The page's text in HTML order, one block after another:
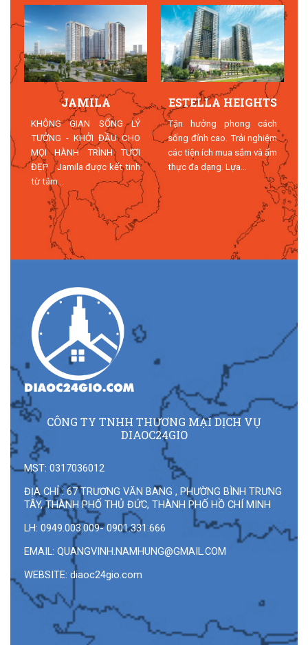
JAMILA
KHÔNG GIAN SỐNG LÝ
TƯỞNG - KHỞI ĐẦU CHO
MỌI HÀNH TRÌNH TƯƠI
ĐẸP Jamila được kết tinh
từ tâm...
ESTELLA HEIGHTS
Tận hưởng phong cách
sống đỉnh cao. Trải nghiệm
các tiện ích mua sắm và ẩm
thực đa dạng. Lựa...
CÔNG TY TNHH THƯƠNG MẠI DỊCH VỤ
DIAOC24GIO
MST: 0317036012
ĐỊA CHỈ : 67 TRƯƠNG VĂN BANG , PHƯỜNG BÌNH TRƯNG
TÂY, THÀNH PHỐ THỦ ĐỨC, THÀNH PHỐ HỒ CHÍ MINH
LH: 0949.003.009- 0901.331.666
EMAIL: QUANGVINH.NAMHUNG@GMAIL.COM
WEBSITE: diaoc24gio.com